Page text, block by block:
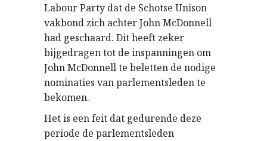
Labour Party dat de Schotse Unison
vakbond zich achter John McDonnell
had geschaard. Dit heeft zeker
bijgedragen tot de inspanningen om
John McDonnell te beletten de nodige
nominaties van parlementsleden te
bekomen.
Het is een feit dat gedurende deze
periode de parlementsleden